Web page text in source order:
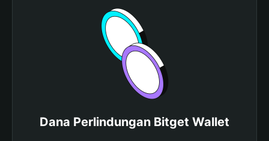
Dana Perlindungan Bitget Wallet